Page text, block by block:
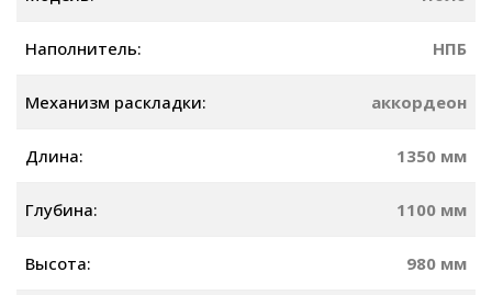
Наполнитель: НПБ
Механизм раскладки: аккордеон
Длина: 1350 мм
Глубина: 1100 мм
Высота: 980 мм